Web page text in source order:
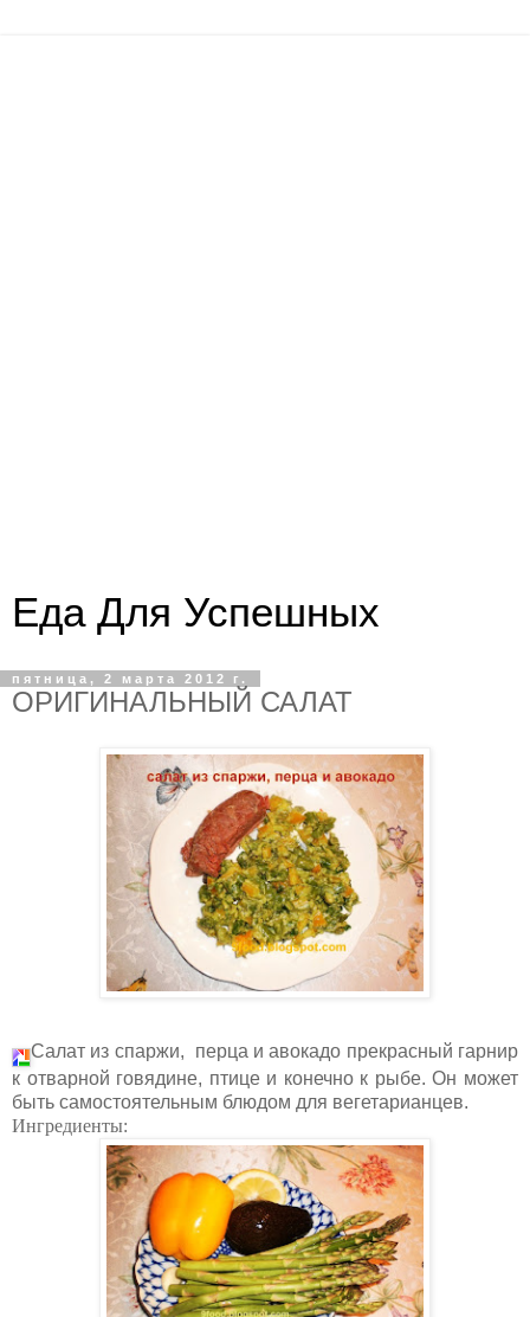
Еда Для Успешных
пятница, 2 марта 2012 г.
ОРИГИНАЛЬНЫЙ САЛАТ
Салат из спаржи, перца и авокадо прекрасный гарнир
к отварной говядине, птице и конечно к рыбе. Он может
быть самостоятельным блюдом для вегетарианцев.
Ингредиенты: